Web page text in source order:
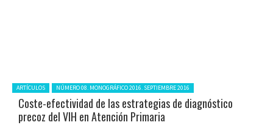
Posted in:
ARTÍCULOS NÚMERO 08. MONOGRÁFICO 2016. SEPTIEMBRE 2016
Coste-efectividad de las estrategias de diagnóstico
precoz del VIH en Atención Primaria